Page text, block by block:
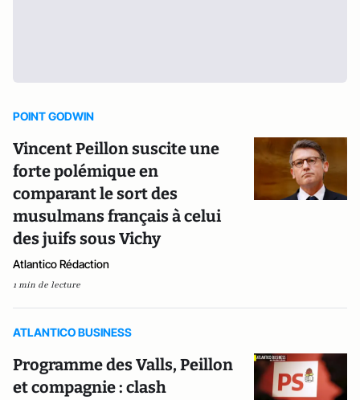
POINT GODWIN
Vincent Peillon suscite une
forte polémique en
comparant le sort des
musulmans français à celui
des juifs sous Vichy
Atlantico Rédaction
1 min de lecture
ATLANTICO BUSINESS
Programme des Valls, Peillon
et compagnie : clash